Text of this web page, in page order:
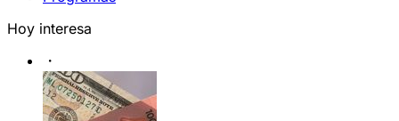
Hoy interesa